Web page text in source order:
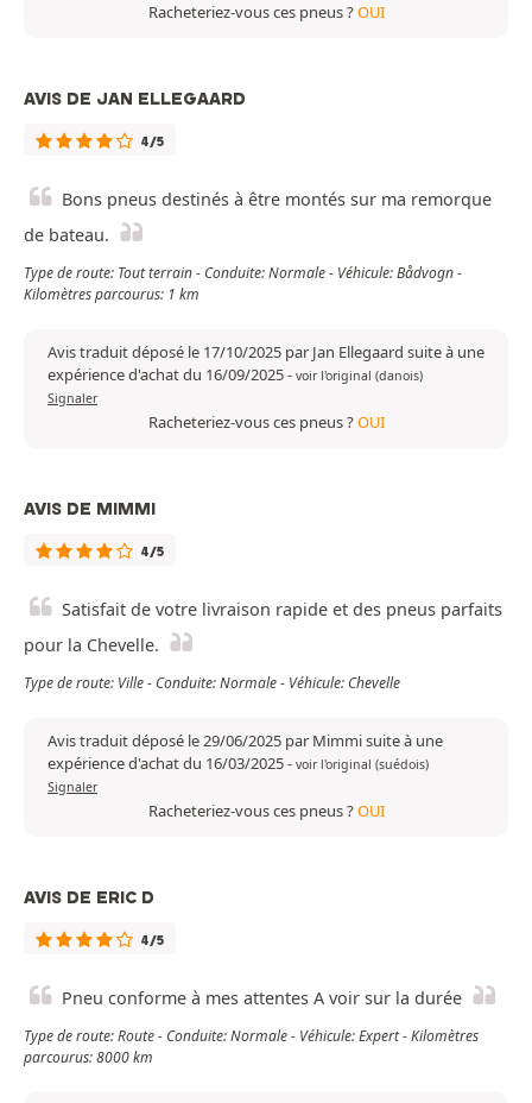
Racheteriez-vous ces pneus ?OUI
AVIS DE JAN ELLEGAARD
4/5
Bons pneus destinés à être montés sur ma remorque
de bateau.
Type de route: Tout terrain - Conduite: Normale - Véhicule: Bådvogn -
Kilomètres parcourus: 1 km
Avis traduit déposé le 17/10/2025 par Jan Ellegaard suite à une
expérience d'achat du 16/09/2025- voir l'original (danois)
Signaler
Racheteriez-vous ces pneus ?OUI
AVIS DE MIMMI
4/5
Satisfait de votre livraison rapide et des pneus parfaits
pour la Chevelle.
Type de route: Ville - Conduite: Normale - Véhicule: Chevelle
Avis traduit déposé le 29/06/2025 par Mimmi suite à une
expérience d'achat du 16/03/2025- voir l'original (suédois)
Signaler
Racheteriez-vous ces pneus ?OUI
AVIS DE ERIC D
4/5
Pneu conforme à mes attentes A voir sur la durée
Type de route: Route - Conduite: Normale - Véhicule: Expert - Kilomètres
parcourus: 8000 km